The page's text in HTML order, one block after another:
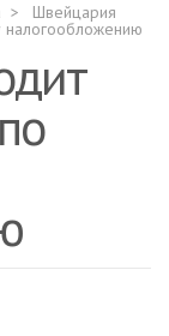
Швейцария
налогообложению